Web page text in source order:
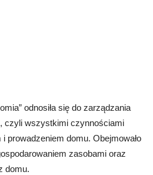
odnosiła się do zarządzania
czyli wszystkimi czynnościami
prowadzeniem domu. Obejmowało
zasobami oraz
domu.